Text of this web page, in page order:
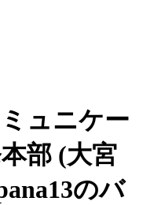
ュニケー
部 (大宮
のバ